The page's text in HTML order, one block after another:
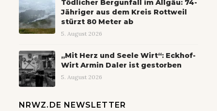
Tödlicher Bergunfall im Allgäu: 74-
Jähriger aus dem Kreis Rottweil
stürzt 80 Meter ab
5. August 2026
„Mit Herz und Seele Wirt“: Eckhof-
Wirt Armin Daler ist gestorben
5. August 2026
NRWZ.DE NEWSLETTER